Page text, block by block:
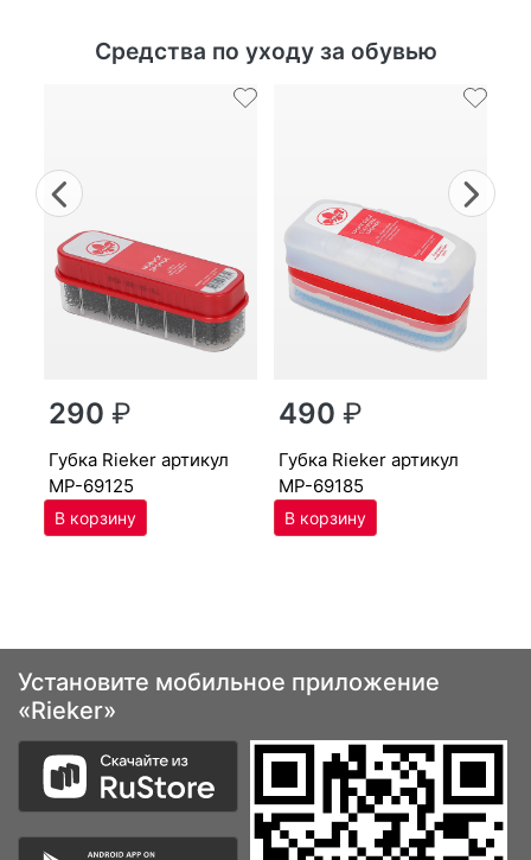
Средства по уходу за обувью
Previous
290₽
губ­ка Ri­eker артикул
MP-69125
490₽
губ­ка Ri­eker артикул
MP-69185
Установите мобильное приложение
«Rieker»